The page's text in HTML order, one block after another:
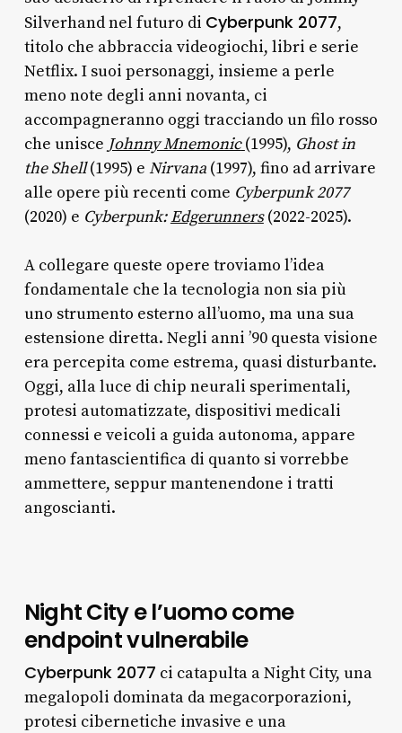
Silverhand nel futuro di Cyberpunk 2077,
titolo che abbraccia videogiochi, libri e serie
Netflix. I suoi personaggi, insieme a perle
meno note degli anni novanta, ci
accompagneranno oggi tracciando un filo rosso
che unisce Johnny Mnemonic (1995), Ghost in
the Shell(1995) e Nirvana(1997), fino ad arrivare
alle opere più recenti come Cyberpunk 2077
(2020) e Cyberpunk:Edgerunners(2022-2025).
A collegare queste opere troviamo l’idea
fondamentale che la tecnologia non sia più
uno strumento esterno all’uomo, ma una sua
estensione diretta. Negli anni ’90 questa visione
era percepita come estrema, quasi disturbante.
Oggi, alla luce di chip neurali sperimentali,
protesi automatizzate, dispositivi medicali
connessi e veicoli a guida autonoma, appare
meno fantascientifica di quanto si vorrebbe
ammettere, seppur mantenendone i tratti
angoscianti.
Night City e l’uomo come
endpoint vulnerabile
Cyberpunk 2077 ci catapulta a Night City, una
megalopoli dominata da megacorporazioni,
protesi cibernetiche invasive e una